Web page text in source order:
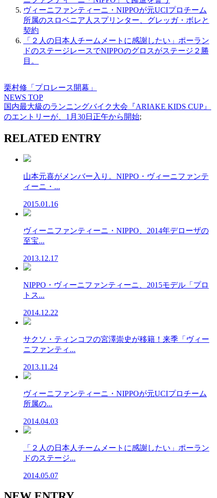
ヴィーニファンティーニ・NIPPOが元UCIプロチーム
所属のスロベニア人スプリンター、グレッガ・ボレと
契約
「２人の日本人チームメートに感謝したい」ポーラン
ドのステージレースでNIPPOのグロスがステージ２勝
目。
栗村修「プロレース開幕」
NEWS TOP
国内最大級のランニングバイク大会『ARIAKE KIDS CUP』
のエントリーが、1月30日正午から開始;
RELATED ENTRY
山本元喜がメンバー入り。NIPPO・ヴィーニファンテ
ィーニ・...
2015.01.16
ヴィーニファンティーニ・NIPPO、2014年デローザの
至宝...
2013.12.17
NIPPO・ヴィーニファンティーニ、2015モデル「プロ
トス...
2014.12.22
サクソ・ティンコフの宮澤崇史が移籍！来季「ヴィー
ニファンティ...
2013.11.24
ヴィーニファンティーニ・NIPPOが元UCIプロチーム
所属の...
2014.04.03
「２人の日本人チームメートに感謝したい」ポーラン
ドのステージ...
2014.05.07